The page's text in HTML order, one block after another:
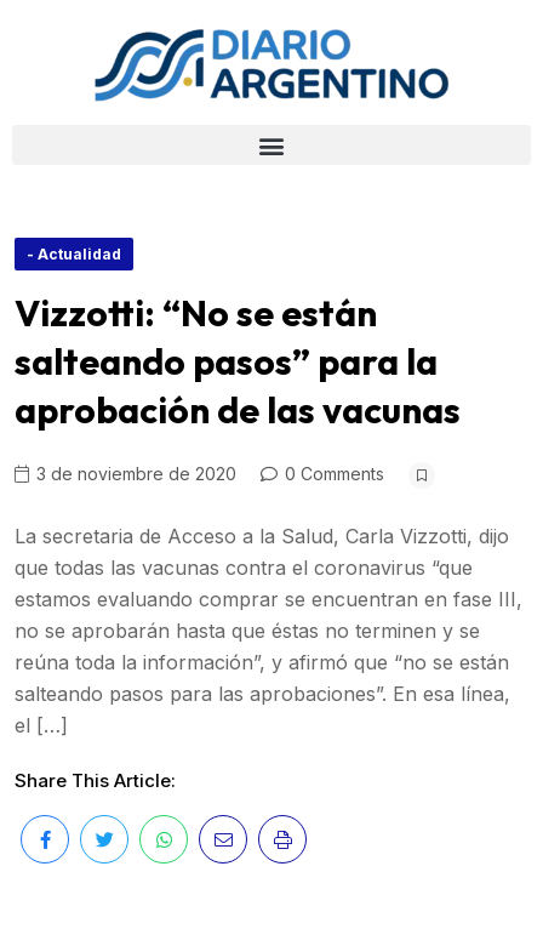
- Actualidad
Vizzotti: “No se están
salteando pasos” para la
aprobación de las vacunas
3 de noviembre de 2020 0 Comments
La secretaria de Acceso a la Salud, Carla Vizzotti, dijo
que todas las vacunas contra el coronavirus “que
estamos evaluando comprar se encuentran en fase III,
no se aprobarán hasta que éstas no terminen y se
reúna toda la información”, y afirmó que “no se están
salteando pasos para las aprobaciones”. En esa línea,
el […]
Share This Article: